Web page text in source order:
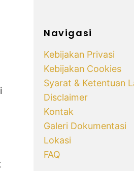
Navigasi
Kebijakan Privasi
Kebijakan Cookies
Syarat & Ketentuan
Disclaimer
Kontak
Galeri Dokumentasi
Lokasi
FAQ